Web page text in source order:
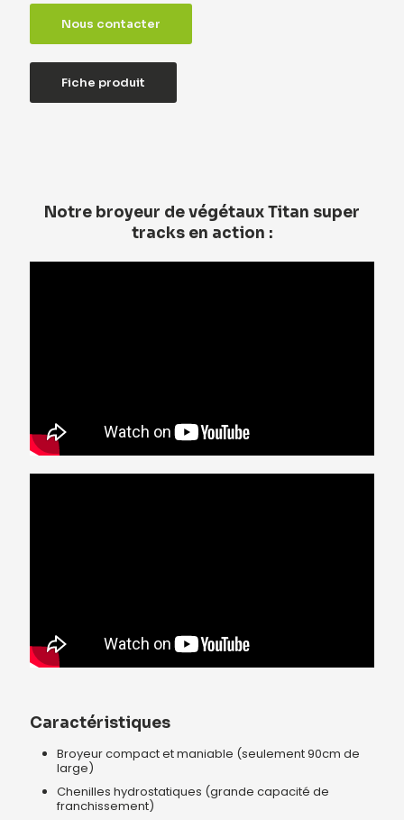
Nous contacter
Fiche produit
Notre broyeur de végétaux Titan super
tracks en action :
Caractéristiques
Broyeur compact et maniable (seulement 90cm de
large)
Chenilles hydrostatiques (grande capacité de
franchissement)